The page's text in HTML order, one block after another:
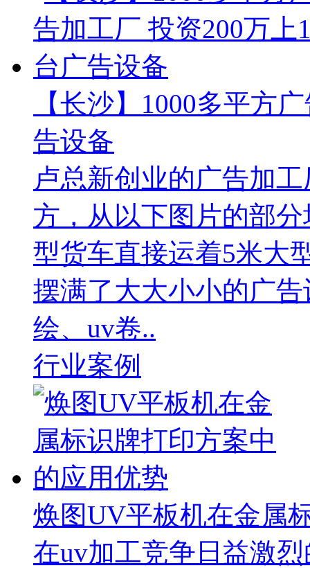
【长沙】1000多平方
告设备
卢总新创业的广告加
方，从以下图片的部
型货车直接运着5米大
摆满了大大小小的广
绘、uv卷..
行业案例
焕图UV平板机在金属
在uv加工竞争日益激